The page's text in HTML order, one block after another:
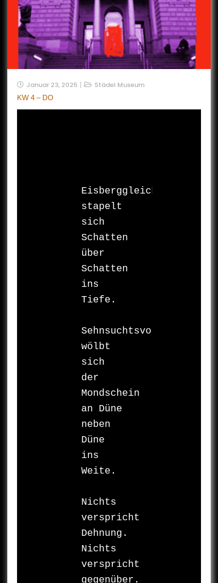
Januar 23, 2025 Städel Museum
KW 4 – DO
Eisberggleich
stapelt
sich
Schatten
über
Schatten
ins
Tiefe.
Sehnsuchtsvoll
wölbt
sich
der
Mondschein
an Düne
neben
Düne
ins
Weite.
Nichts
verspricht
Dehnung.
Nichts
verspricht
gegenüber.